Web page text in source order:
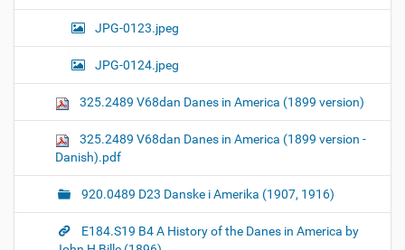
JPG-0123.jpeg
JPG-0124.jpeg
325.2489 V68dan Danes in America (1899 version)
325.2489 V68dan Danes in America (1899 version -
Danish).pdf
920.0489 D23 Danske i Amerika (1907, 1916)
E184.S19 B4 A History of the Danes in America by